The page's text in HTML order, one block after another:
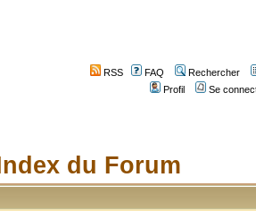
RSS FAQ
Rechercher
Profil
Se
du Forum